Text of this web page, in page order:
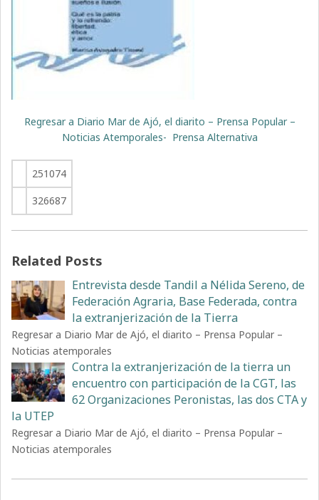
Regresar a Diario Mar de Ajó, el diarito – Prensa Popular –
Noticias Atemporales- Prensa Alternativa
251074
326687
Related Posts
Entrevista desde Tandil a Nélida Sereno, de
Federación Agraria, Base Federada, contra
la extranjerización de la Tierra
Regresar a Diario Mar de Ajó, el diarito – Prensa Popular –
Noticias atemporales
Contra la extranjerización de la tierra un
encuentro con participación de la CGT, las
62 Organizaciones Peronistas, las dos CTA y
la UTEP
Regresar a Diario Mar de Ajó, el diarito – Prensa Popular –
Noticias atemporales